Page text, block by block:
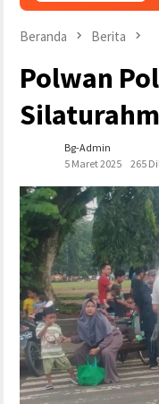
Beranda Berita
Polwan
Bg-Admin
5 Maret 2025
265